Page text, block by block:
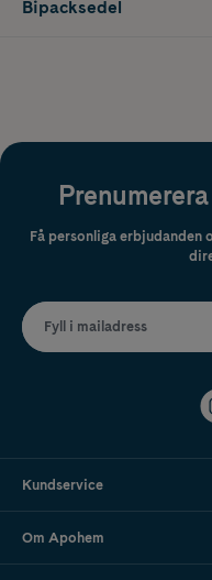
Bipacksedel
Få personliga erbjudanden
Fyll i mailadress
Kundservice
Om Apohem